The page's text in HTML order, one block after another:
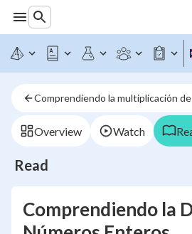
Comprendiendo la multiplicación
Overview Watch
Read
Comprendiendo la